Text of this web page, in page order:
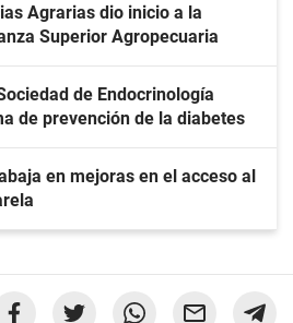
Agrarias dio inicio a la
Superior Agropecuaria
de Endocrinología
de prevención de la diabetes
en mejoras en el acceso al